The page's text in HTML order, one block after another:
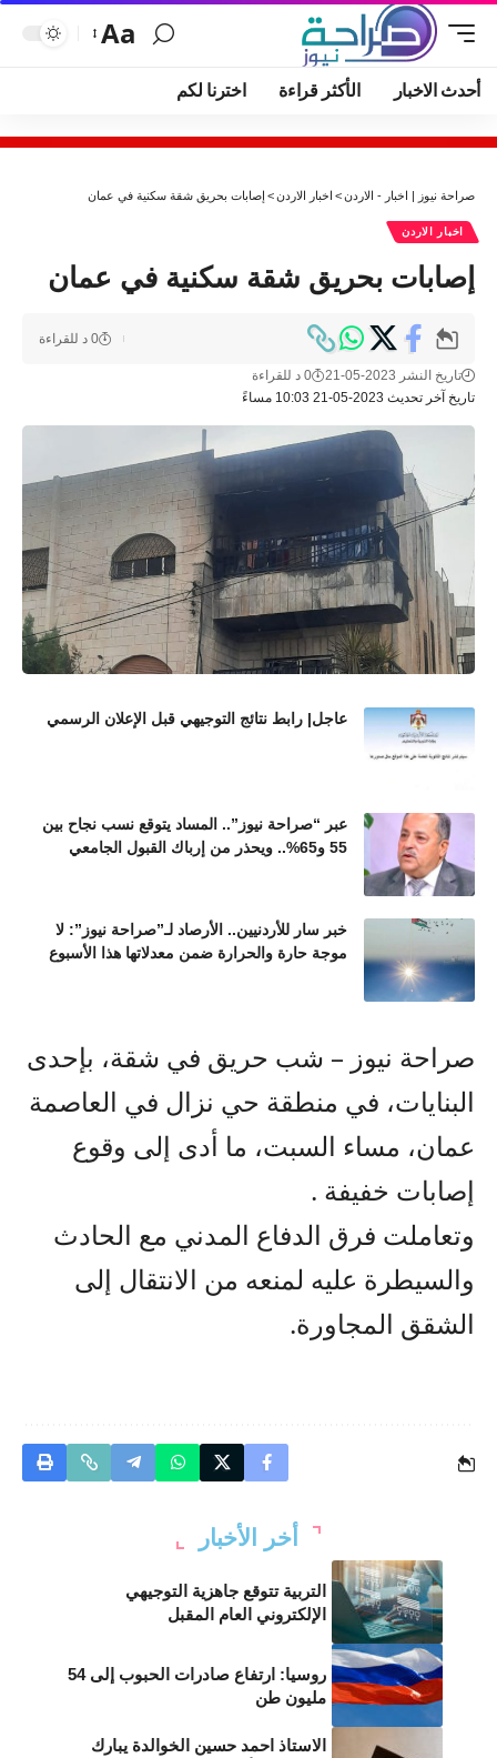
Aa
أحدث الاخبار الأكثر قراءة اخترنا لكم
صراحة نيوز | اخبار - الاردن> اخبار الاردن> إصابات بحريق شقة سكنية في عمان
اخبار الاردن
إصابات بحريق شقة سكنية في عمان
تاريخ آخر تحديث 2023-05-21 10:03 مساءً
تاريخ النشر 2023-05-21 0 د للقراءة
0 د للقراءة
عاجل| رابط نتائج التوجيهي قبل الإعلان الرسمي
عبر “صراحة نيوز”.. المساد يتوقع نسب نجاح بين
55 و65%.. ويحذر من إرباك القبول الجامعي
خبر سار للأردنيين.. الأرصاد لـ”صراحة نيوز”: لا
موجة حارة والحرارة ضمن معدلاتها هذا الأسبوع
صراحة نيوز – شب حريق في شقة، بإحدى
البنايات، في منطقة حي نزال في العاصمة
عمان، مساء السبت، ما أدى إلى وقوع
إصابات خفيفة .
وتعاملت فرق الدفاع المدني مع الحادث
والسيطرة عليه لمنعه من الانتقال إلى
الشقق المجاورة.
أخر الأخبار
التربية تتوقع جاهزية التوجيهي
الإلكتروني العام المقبل
روسيا: ارتفاع صادرات الحبوب إلى 54
مليون طن
الاستاذ احمد حسين الخوالدة يبارك